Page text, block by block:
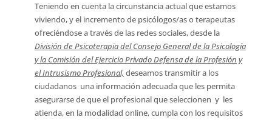
Teniendo en cuenta la circunstancia actual que estamos
viviendo, y el incremento de psicólogos/as o terapeutas
ofreciéndose a través de las redes sociales, desde la
División de Psicoterapia del Consejo General de la Psicología
y la Comisión del Ejercicio Privado Defensa de la Profesión y
el Intrusismo Profesional, deseamos transmitir a los
ciudadanos una información adecuada que les permita
asegurarse de que el profesional que seleccionen y les
atienda, en la modalidad online, cumpla con los requisitos